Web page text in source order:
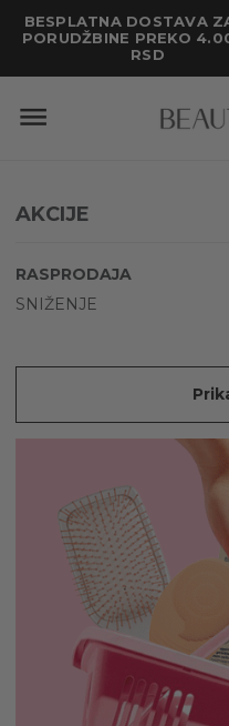
BESPLATNA DOSTAVA
PORUDŽBINE PREKO
RSD
AKCIJE
RASPRODAJA
SNIŽENJE